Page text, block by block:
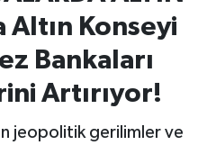
Altın Konseyi
Bankaları
Artırıyor!
jeopolitik gerilimler ve